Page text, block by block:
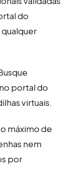
do
portal do
virtuais.
máximo de
nem
por